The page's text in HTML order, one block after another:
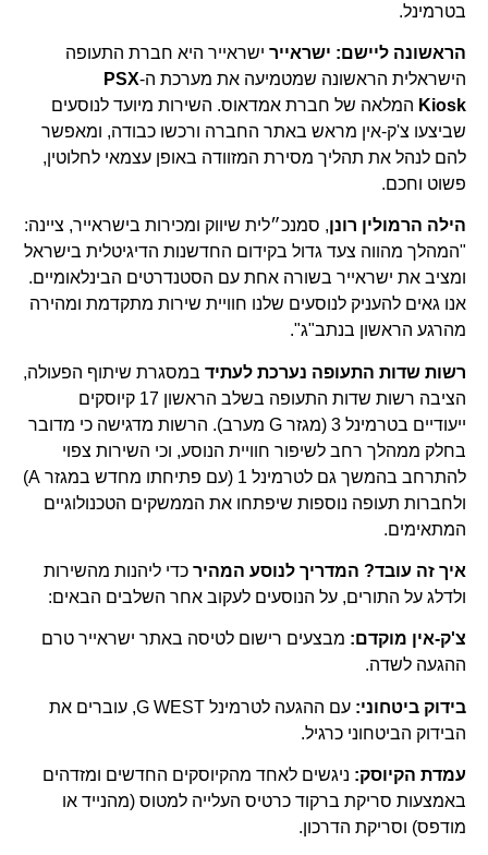
בטרמינל.
הראשונה ליישם: ישראייר ישראייר היא חברת התעופה
הישראלית הראשונה שמטמיעה את מערכת ה-PSX
Kiosk המלאה של חברת אמדאוס. השירות מיועד לנוסעים
שביצעו צ'ק-אין מראש באתר החברה ורכשו כבודה, ומאפשר
להם לנהל את תהליך מסירת המזוודה באופן עצמאי לחלוטין,
פשוט וחכם.
הילה הרמולין רונן, סמנכ״לית שיווק ומכירות בישראייר, ציינה:
"המהלך מהווה צעד גדול בקידום החדשנות הדיגיטלית בישראל
ומציב את ישראייר בשורה אחת עם הסטנדרטים הבינלאומיים.
אנו גאים להעניק לנוסעים שלנו חוויית שירות מתקדמת ומהירה
מהרגע הראשון בנתב"ג".
רשות שדות התעופה נערכת לעתיד במסגרת שיתוף הפעולה,
הציבה רשות שדות התעופה בשלב הראשון 17 קיוסקים
ייעודיים בטרמינל 3 (מגזר G מערב). הרשות מדגישה כי מדובר
בחלק ממהלך רחב לשיפור חוויית הנוסע, וכי השירות צפוי
להתרחב בהמשך גם לטרמינל 1 (עם פתיחתו מחדש במגזר A)
ולחברות תעופה נוספות שיפתחו את הממשקים הטכנולוגיים
המתאימים.
איך זה עובד? המדריך לנוסע המהיר כדי ליהנות מהשירות
ולדלג על התורים, על הנוסעים לעקוב אחר השלבים הבאים:
צ'ק-אין מוקדם: מבצעים רישום לטיסה באתר ישראייר טרם
ההגעה לשדה.
בידוק ביטחוני:
עם ההגעה לטרמינל G WEST, עוברים את
הבידוק הביטחוני כרגיל.
עמדת הקיוסק: ניגשים לאחד מהקיוסקים החדשים ומזדהים
באמצעות סריקת ברקוד כרטיס העלייה למטוס (מהנייד או
מודפס) וסריקת הדרכון.